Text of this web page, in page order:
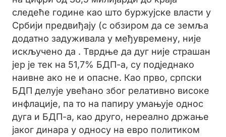
следеће године као што буржујске власти у
Србији предвиђају (с обзиром да се земља
додатно задуживала у међувремену, није
искључено да . Тврдње да дуг није страшан
јер је тек на 51,7% БДП-а, су подједнако
наивне ако не и опасне. Као прво, српски
БДП делује увећано због релативно високе
инфлације, па то на папиру умањује однос
дуга и БДП-а, као друго, нереално држање
јаког динара у односу на евро политиком